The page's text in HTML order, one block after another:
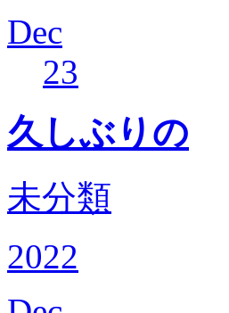
Dec
23
久しぶりの
未分類
2022